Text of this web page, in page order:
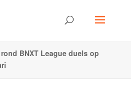
BNXT League duels op